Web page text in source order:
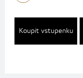
Koupit vstupenku